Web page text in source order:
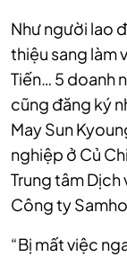
Như người lao
thiệu sang làm
Tiến… 5 doanh
cũng đăng ký
May Sun
nghiệp ở Củ
Trung tâm Dịch
Công ty
“Bị mất việc